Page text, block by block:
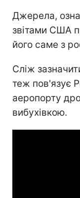
Джерела,
звітами США
його саме з
Сліж
теж пов'язує
аеропорту
вибухівкою.